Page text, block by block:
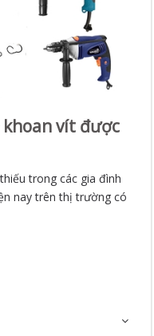
vít được
trong các gia đình
nay trên thị trường có